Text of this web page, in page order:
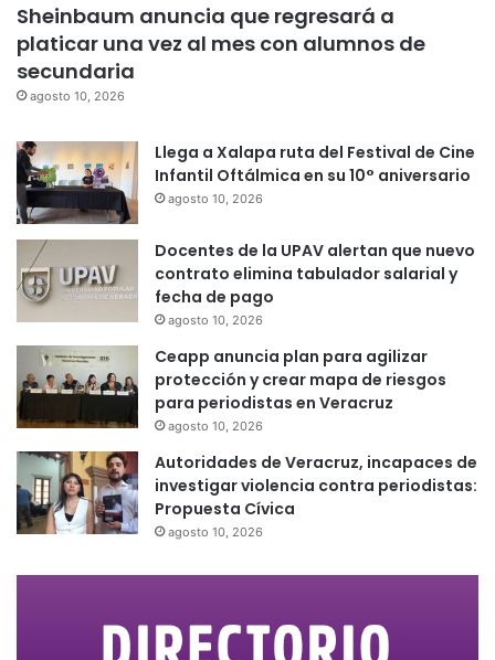
Sheinbaum anuncia que regresará a
platicar una vez al mes con alumnos de
secundaria
agosto 10, 2026
Llega a Xalapa ruta del Festival de Cine
Infantil Oftálmica en su 10° aniversario
agosto 10, 2026
Docentes de la UPAV alertan que nuevo
contrato elimina tabulador salarial y
fecha de pago
agosto 10, 2026
Ceapp anuncia plan para agilizar
protección y crear mapa de riesgos
para periodistas en Veracruz
agosto 10, 2026
Autoridades de Veracruz, incapaces de
investigar violencia contra periodistas:
Propuesta Cívica
agosto 10, 2026